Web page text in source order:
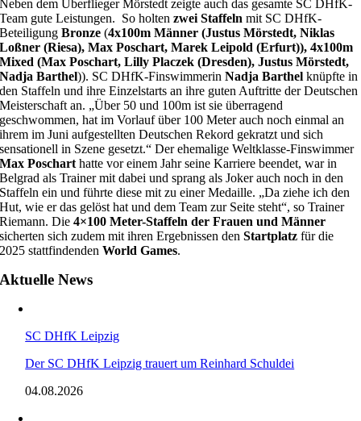
Neben dem Überflieger Mörstedt zeigte auch das gesamte SC DHfK-
Team gute Leistungen. So holtenzwei Staffeln mit SC DHfK-
BeteiligungBronze (4x100m Männer (Justus Mörstedt, Niklas
Loßner (Riesa), Max Poschart, Marek Leipold (Erfurt)), 4x100m
Mixed (Max Poschart, Lilly Placzek (Dresden), Justus Mörstedt,
Nadja Barthel)). SC DHfK-FinswimmerinNadja Barthelknüpfte in
den Staffeln und ihre Einzelstarts an ihre guten Auftritte der Deutschen
Meisterschaft an. „Über 50 und 100m ist sie überragend
geschwommen, hat im Vorlauf über 100 Meter auch noch einmal an
ihrem im Juni aufgestellten Deutschen Rekord gekratzt und sich
sensationell in Szene gesetzt.“ Der ehemalige Weltklasse-Finswimmer
Max Poschart hatte vor einem Jahr seine Karriere beendet, war in
Belgrad als Trainer mit dabei und sprang als Joker auch noch in den
Staffeln ein und führte diese mit zu einer Medaille. „Da ziehe ich den
Hut, wie er das gelöst hat und dem Team zur Seite steht“, so Trainer
Riemann. Die4×100 Meter-Staffeln der Frauen und Männer
sicherten sich zudem mit ihren Ergebnissen denStartplatz für die
2025 stattfindendenWorld Games.
Aktuelle News
SC DHfK Leipzig
Der SC DHfK Leipzig trauert um Reinhard Schuldei
04.08.2026